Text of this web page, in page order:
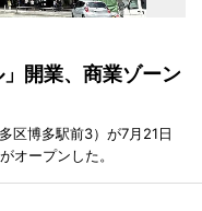
開業、商業ゾーン
区博多駅前3）が7月21日
オープンした。